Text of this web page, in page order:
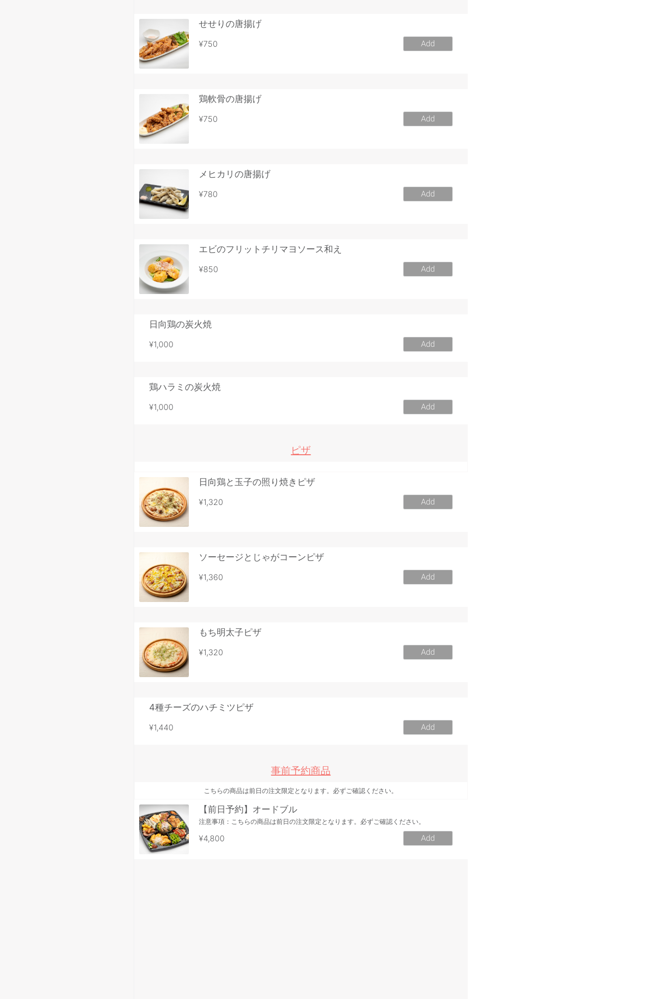
せせりの唐揚げ
¥750 Add
鶏軟骨の唐揚げ
¥750 Add
メヒカリの唐揚げ
¥780 Add
エビのフリットチリマヨソース和え
¥850 Add
日向鶏の炭火焼
¥1,000 Add
鶏ハラミの炭火焼
¥1,000 Add
ピザ
日向鶏と玉子の照り焼きピザ
¥1,320 Add
ソーセージとじゃがコーンピザ
¥1,360 Add
もち明太子ピザ
¥1,320 Add
4種チーズのハチミツピザ
¥1,440 Add
事前予約商品
こちらの商品は前日の注文限定となります。必ずご確認ください。
【前日予約】オードブル
注意事項：こちらの商品は前日の注文限定となります。必ずご確認ください。
¥4,800 Add